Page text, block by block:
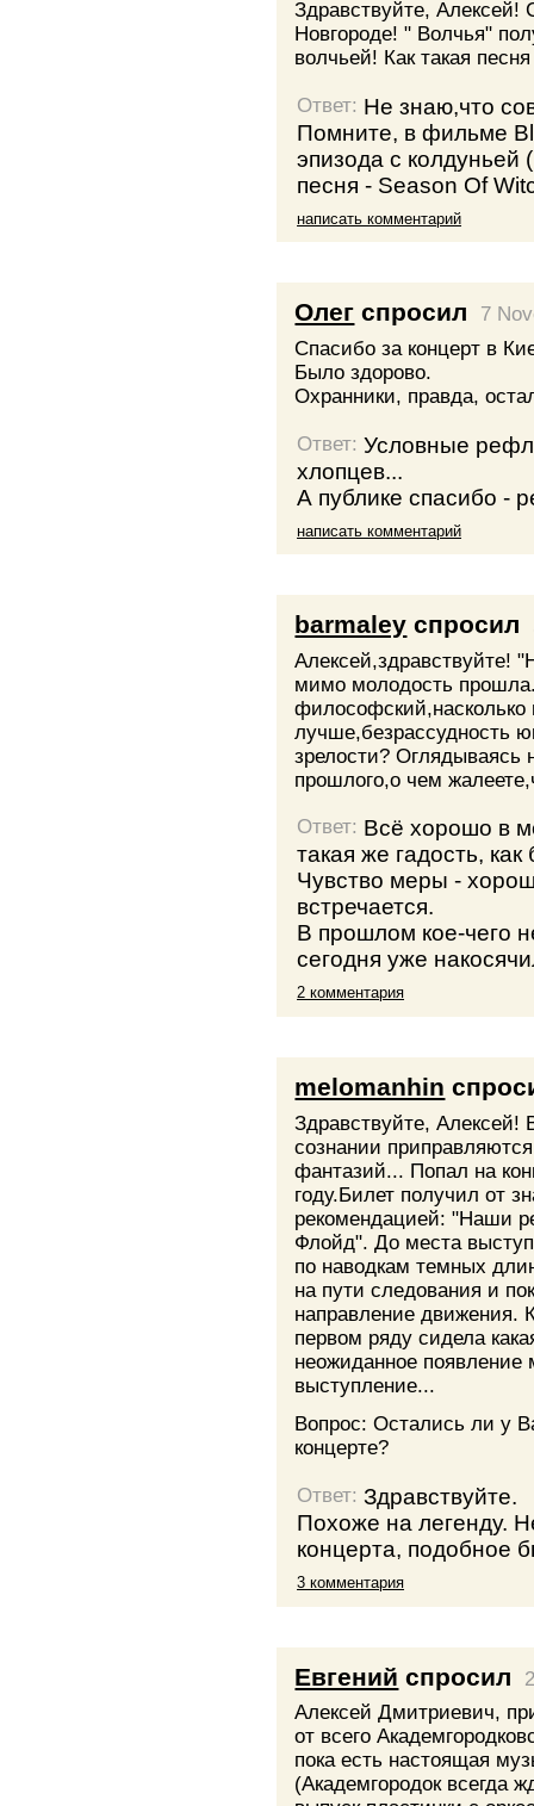
Здравствуйте, Алексей!
Новгороде! " Волчья"
волчьей! Как такая
Ответ: Не знаю,что
Помните, в фильме
эпизода с колдуньей
песня - Season Of
написать комментарий
Олег спросил
7
Спасибо за концерт в
Было здорово.
Охранники, правда,
Ответ:Условные
хлопцев...
А публике спасибо -
написать комментарий
barmaley спросил
Алексей,здравствуйте!
мимо молодость
лучше,безрассудность
зрелости? Оглядываясь
прошлого,о чем
Ответ: Всё хорошо в
такая же гадость,
Чувство меры -
встречается.
В прошлом кое-чего
сегодня уже
2 комментария
melomanhin
Здравствуйте,
сознании
фантазий... Попал на
году.Билет получил от
рекомендацией: "Наши
Флойд". До места
по наводкам темных
на пути следования и
направление движения.
первом ряду сидела
неожиданное
выступление...
Вопрос: Остались ли у
концерте?
Ответ:Здравствуйте.
Похоже на легенду.
концерта, подобное
3 комментария
Евгений спросил
Алексей Дмитриевич,
от всего
пока есть настоящая
(Академгородок всегда